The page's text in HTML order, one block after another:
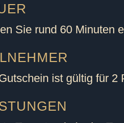
Sie rund 60 Minuten
ist gültig für 2